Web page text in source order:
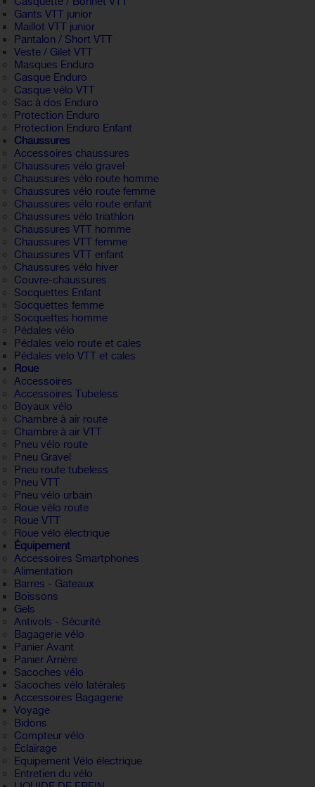
Gants VTT junior
Maillot VTT junior
Pantalon / Short VTT
Veste / Gilet VTT
Masques Enduro
Casque Enduro
Casque vélo VTT
Sac à dos Enduro
Protection Enduro
Protection Enduro Enfant
Chaussures
Accessoires chaussures
Chaussures vélo gravel
Chaussures vélo route homme
Chaussures vélo route femme
Chaussures vélo route enfant
Chaussures vélo triathlon
Chaussures VTT homme
Chaussures VTT femme
Chaussures VTT enfant
Chaussures vélo hiver
Couvre-chaussures
Socquettes Enfant
Socquettes femme
Socquettes homme
Pédales vélo
Pédales velo route et cales
Pédales velo VTT et cales
Roue
Accessoires
Accessoires Tubeless
Boyaux vélo
Chambre à air route
Chambre à air VTT
Pneu vélo route
Pneu Gravel
Pneu route tubeless
Pneu VTT
Pneu vélo urbain
Roue vélo route
Roue VTT
Roue vélo électrique
Équipement
Accessoires Smartphones
Alimentation
Barres - Gateaux
Boissons
Gels
Antivols - Sécurité
Bagagerie vélo
Panier Avant
Panier Arrière
Sacoches vélo
Sacoches vélo latérales
Accessoires Bagagerie
Voyage
Bidons
Compteur vélo
Éclairage
Equipement Vélo électrique
Entretien du vélo